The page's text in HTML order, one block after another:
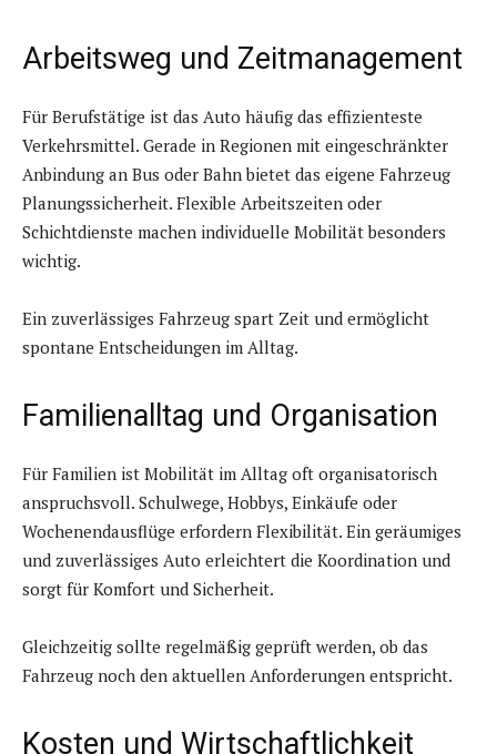
Arbeitsweg und Zeitmanagement
Für Berufstätige ist das Auto häufig das effizienteste
Verkehrsmittel. Gerade in Regionen mit eingeschränkter
Anbindung an Bus oder Bahn bietet das eigene Fahrzeug
Planungssicherheit. Flexible Arbeitszeiten oder
Schichtdienste machen individuelle Mobilität besonders
wichtig.
Ein zuverlässiges Fahrzeug spart Zeit und ermöglicht
spontane Entscheidungen im Alltag.
Familienalltag und Organisation
Für Familien ist Mobilität im Alltag oft organisatorisch
anspruchsvoll. Schulwege, Hobbys, Einkäufe oder
Wochenendausflüge erfordern Flexibilität. Ein geräumiges
und zuverlässiges Auto erleichtert die Koordination und
sorgt für Komfort und Sicherheit.
Gleichzeitig sollte regelmäßig geprüft werden, ob das
Fahrzeug noch den aktuellen Anforderungen entspricht.
Kosten und Wirtschaftlichkeit